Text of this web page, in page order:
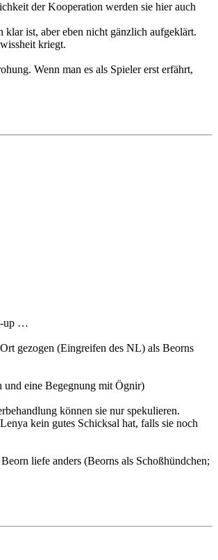
der Kooperation werden sie hier auch
klar ist, aber eben nicht gänzlich aufgeklärt.
kriegt.
Wenn man es als Spieler erst erfährt,
up …
gezogen (Eingreifen des NL) als Beorns
und eine Begegnung mit Ögnir)
können sie nur spekulieren.
kein gutes Schicksal hat, falls sie noch
liefe anders (Beorns als Schoßhündchen;